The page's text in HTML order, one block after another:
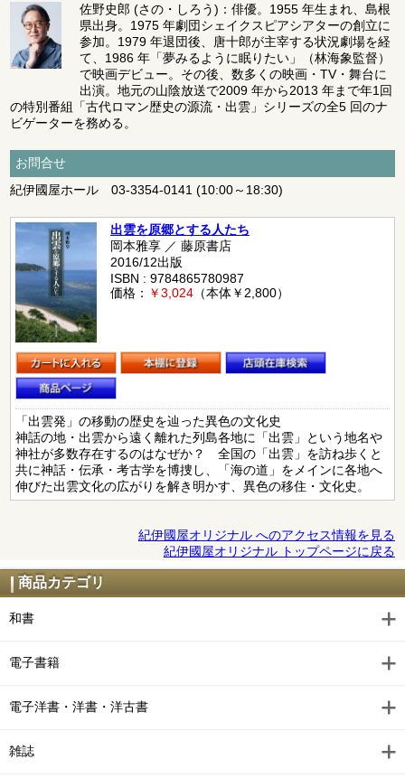
佐野史郎 (さの・しろう)：俳優。1955 年生まれ、島根
県出身。1975 年劇団シェイクスピアシアターの創立に
参加。1979 年退団後、唐十郎が主宰する状況劇場を経
て、1986 年「夢みるように眠りたい」（林海象監督）
で映画デビュー。その後、数多くの映画・TV・舞台に
出演。地元の山陰放送で2009 年から2013 年まで年1回
の特別番組「古代ロマン歴史の源流・出雲」シリーズの全5 回のナ
ビゲーターを務める。
お問合せ
紀伊國屋ホール 03-3354-0141 (10:00～18:30)
出雲を原郷とする人たち
岡本雅享 ／ 藤原書店
2016/12出版
ISBN : 9784865780987
価格： ￥3,024 （本体￥2,800）
「出雲発」の移動の歴史を辿った異色の文化史
神話の地・出雲から遠く離れた列島各地に「出雲」という地名や
神社が多数存在するのはなぜか？ 全国の「出雲」を訪ね歩くと
共に神話・伝承・考古学を博捜し、「海の道」をメインに各地へ
伸びた出雲文化の広がりを解き明かす、異色の移住・文化史。
紀伊國屋オリジナル へのアクセス情報を見る
紀伊國屋オリジナル トップページに戻る
商品カテゴリ
和書
電子書籍
電子洋書・洋書・洋古書
雑誌